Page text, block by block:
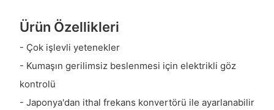
Ürün Özellikleri
- Çok işlevli yetenekler
- Kumaşın gerilimsiz beslenmesi için elektrikli göz
kontrolü
- Japonya'dan ithal frekans konvertörü ile ayarlanabilir